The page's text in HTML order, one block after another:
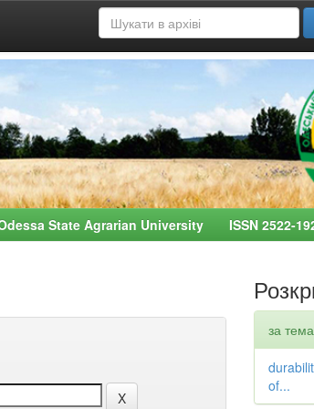
State Agrarian University ISSN 2522-
за
of...